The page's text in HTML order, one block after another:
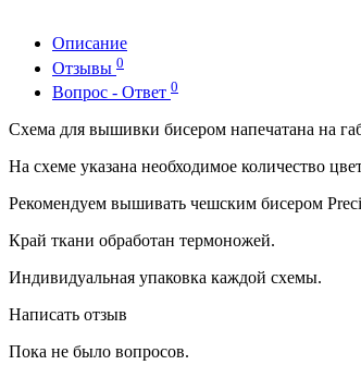
Описание
Отзывы 0
Вопрос - Ответ 0
Схема для вышивки бисером напечатана на
На схеме указана необходимое количество
Рекомендуем вышивать чешским бисером
Край ткани обработан термоножей.
Индивидуальная упаковка каждой схемы.
Написать отзыв
Пока не было вопросов.